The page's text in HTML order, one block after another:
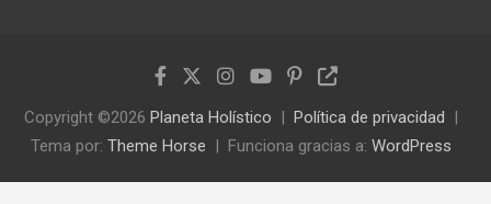
Copyright ©2026 Planeta Holístico
Política de privacidad
Tema por: Theme Horse Funciona gracias a: WordPress